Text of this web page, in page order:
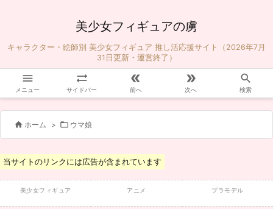
美少女フィギュアの虜
キャラクター・絵師別 美少女フィギュア 推し活応援サイト（2026年7月
31日更新・運営終了）

メニュー

サイドバー

前へ

次へ

検索
 ホーム >  ウマ娘
当サイトのリンクには広告が含まれています
美少女フィギュア アニメ プラモデル